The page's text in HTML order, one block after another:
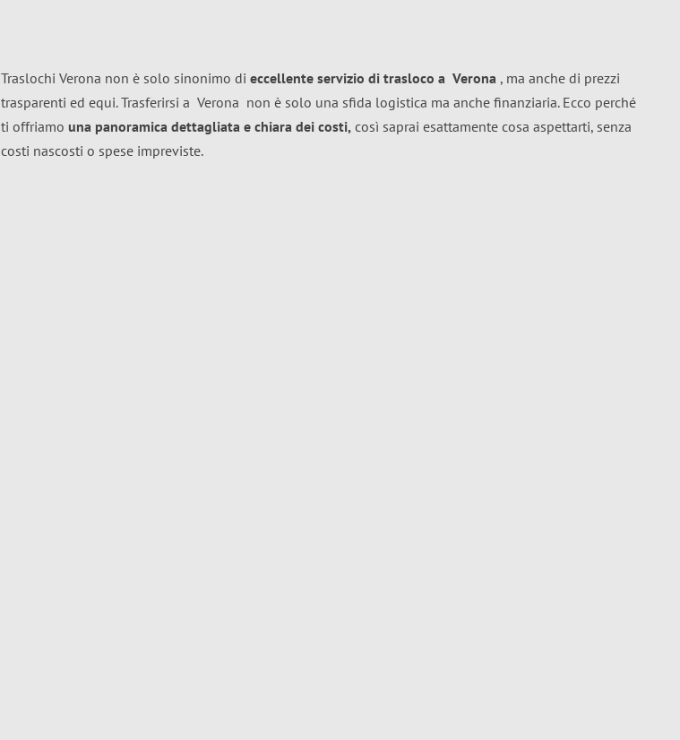
Traslochi Verona non è solo sinonimo di eccellente servizio di trasloco a Verona , ma anche di prezzi
trasparenti ed equi. Trasferirsi a Verona non è solo una sfida logistica ma anche finanziaria. Ecco perché
ti offriamo una panoramica dettagliata e chiara dei costi, così saprai esattamente cosa aspettarti, senza
costi nascosti o spese impreviste.